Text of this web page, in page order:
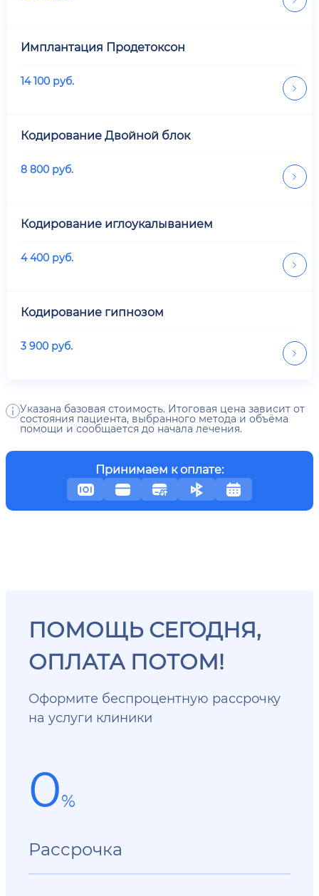
Имплантация Продетоксон
14 100 руб.
Кодирование Двойной блок
8 800 руб.
Кодирование иглоукалыванием
4 400 руб.
Кодирование гипнозом
3 900 руб.
Указана базовая стоимость. Итоговая цена зависит от
состояния пациента, выбранного метода и объёма
помощи и сообщается до начала лечения.
Принимаем к оплате:
ПОМОЩЬ СЕГОДНЯ,
ОПЛАТА ПОТОМ!
Оформите беспроцентную рассрочку
на услуги клиники
0%
Рассрочка